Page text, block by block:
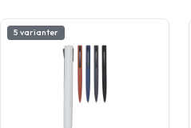
Marksman gaveæske…
5 varianter